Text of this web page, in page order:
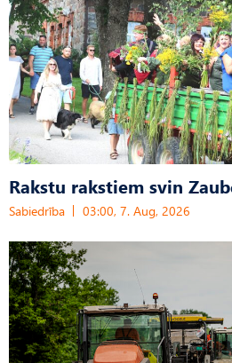
Rakstu rakstiem svin
Sabiedrība 03:00, 7. Aug, 2026